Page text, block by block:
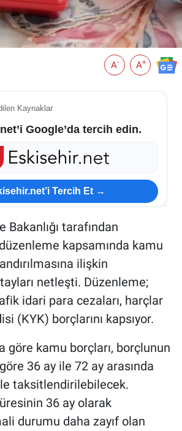
A- A+
Kaynaklar
Google’da tercih edin.
Tercih Et →
Bakanlığı tarafından
kapsamında kamu
ilişkin
netleşti. Düzenleme;
idari para cezaları, harçlar
(KYK) borçlarını kapsıyor.
göre kamu borçları, borçlunun
36 ay ile 72 ay arasında
taksitlendirilebilecek.
36 ay olarak
durumu daha zayıf olan
Saatleri